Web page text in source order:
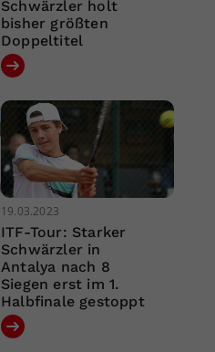
Schwärzler holt
bisher größten
Doppeltitel
19.03.2023
ITF-Tour: Starker
Schwärzler in
Antalya nach 8
Siegen erst im 1.
Halbfinale gestoppt